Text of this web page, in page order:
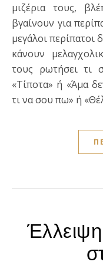
μιζέρια τους,
βγαίνουν για
μεγάλοι περίπατοι
κάνουν
τους ρωτήσει τι
«Τίποτα» ή «Άμα
τι να σου πω» ή